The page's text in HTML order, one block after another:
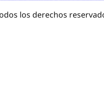
los derechos